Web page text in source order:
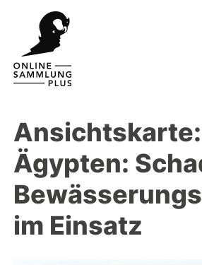
Ansichtskarte:
Ägypten:
im Einsatz